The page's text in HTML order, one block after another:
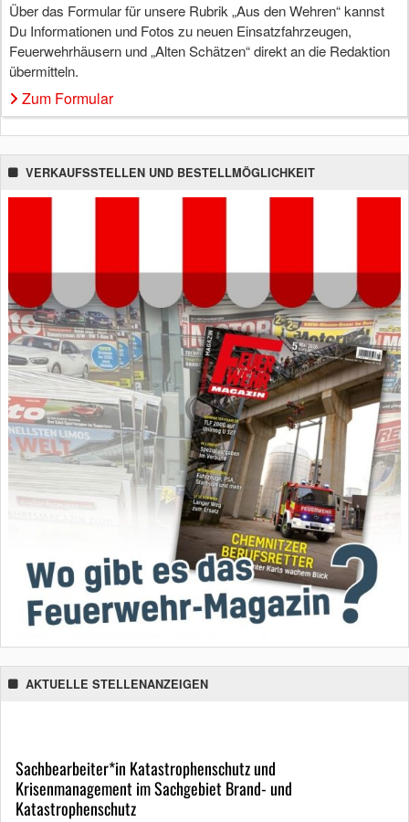
Über das Formular für unsere Rubrik „Aus den Wehren“ kannst
Du Informationen und Fotos zu neuen Einsatzfahrzeugen,
Feuerwehrhäusern und „Alten Schätzen“ direkt an die Redaktion
übermitteln.
Zum Formular
VERKAUFSSTELLEN UND BESTELLMÖGLICHKEIT
AKTUELLE STELLENANZEIGEN
Sachbearbeiter*in Katastrophenschutz und
Krisenmanagement im Sachgebiet Brand- und
Katastrophenschutz